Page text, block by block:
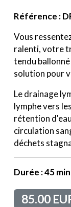
Référence :
Vous
ralenti, votre
tendu
solution pour
Le drainage
lymphe vers
rétention
circulation
déchets
Durée : 45
85.00